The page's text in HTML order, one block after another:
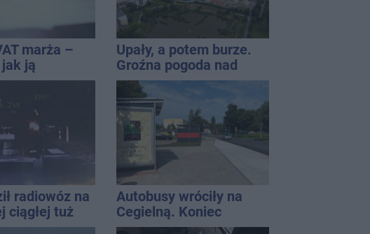
marża –
ją
jak rozliczyć
Upały, a potem burze.
Groźna pogoda nad
naszym regionem
radiowóz na
ciągłej tuż
Autobusy wróciły na
Cegielną. Koniec
remontu zatok